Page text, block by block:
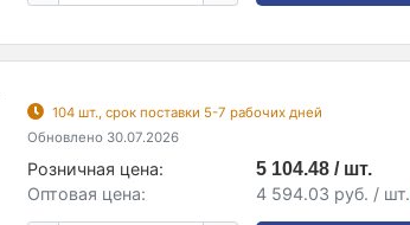
104 шт., срок поставки 5-7 рабочих дней
Обновлено 30.07.2026
Розничная цена:
5 104.48 / шт.
Оптовая цена:
4 594.03 руб. / шт.